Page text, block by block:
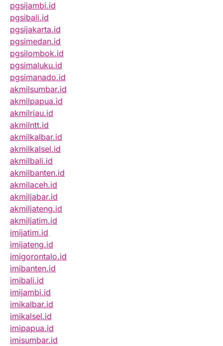
pgsijambi.id
pgsibali.id
pgsijakarta.id
pgsimedan.id
pgsilombok.id
pgsimaluku.id
pgsimanado.id
akmilsumbar.id
akmilpapua.id
akmilriau.id
akmilntt.id
akmilkalbar.id
akmilkalsel.id
akmilbali.id
akmilbanten.id
akmilaceh.id
akmiljabar.id
akmiljateng.id
akmiljatim.id
imijatim.id
imijateng.id
imigorontalo.id
imibanten.id
imibali.id
imijambi.id
imikalbar.id
imikalsel.id
imipapua.id
imisumbar.id